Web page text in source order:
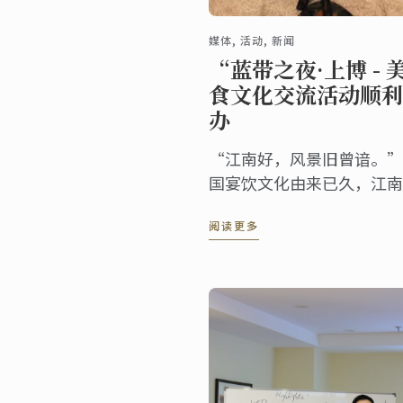
媒体, 活动, 新闻
“蓝带之夜·上博 -
食文化交流活动顺
办
“江南好，风景旧曾谙。
国宴饮文化由来已久，江
袭了江南特有的诗情画意
17日，“蓝带之夜·上博
“江南文化，世界表达”
文化交流活动在上海博物
利举办。
阅读更多